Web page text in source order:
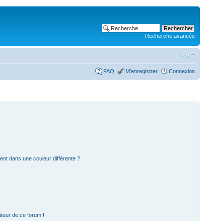
Recherche avancée
FAQ M’enregistrer Connexion
dans une couleur différente ?
de ce forum !